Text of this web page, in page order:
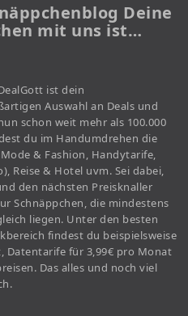
Deine
mit uns ist…
ist dein
Auswahl an Deals und
schon weit mehr als 100.000
du im Handumdrehen die
& Fashion, Handytarife,
Reise & Hotel uvm. Sei dabei,
den nächsten Preisknaller
Schnäppchen, die mindestens
liegen. Unter den besten
findest du beispielsweise
Datentarife für 3,99€ pro Monat
Das alles und noch viel